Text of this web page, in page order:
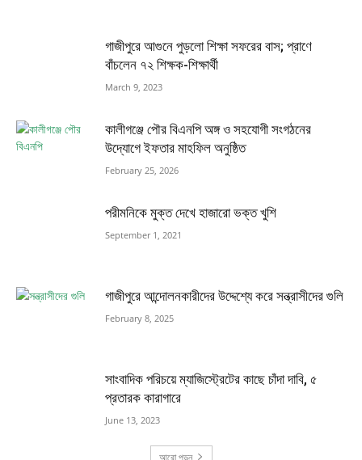
গাজীপুরে আগুনে পুড়লো শিক্ষা সফরের বাস; প্রাণে
বাঁচলেন ৭২ শিক্ষক-শিক্ষার্থী
March 9, 2023
কালীগঞ্জে পৌর বিএনপি অঙ্গ ও সহযোগী সংগঠনের
উদ্যোগে ইফতার মাহফিল অনুষ্ঠিত
February 25, 2026
পরীমনিকে মুক্ত দেখে হাজারো ভক্ত খুশি
September 1, 2021
গাজীপুরে আন্দোলনকারীদের উদ্দেশ্যে করে সন্ত্রাসীদের গুলি
February 8, 2025
সাংবাদিক পরিচয়ে ম্যাজিস্ট্রেটের কাছে চাঁদা দাবি, ৫
প্রতারক কারাগারে
June 13, 2023
আরো পড়ুন